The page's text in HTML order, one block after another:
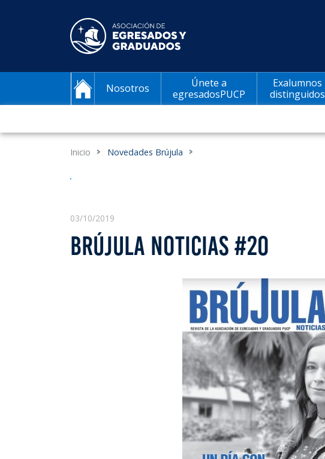
Nosotros
Únete a
egresadosPUCP
Exalumnos
distinguidos
Inicio Novedades Brújula
03/10/2019
BRÚJULA NOTICIAS #20